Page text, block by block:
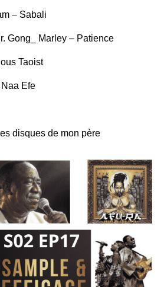
– Sabali
Gong_ Marley – Patience
Taoist
Efe
disques de mon père